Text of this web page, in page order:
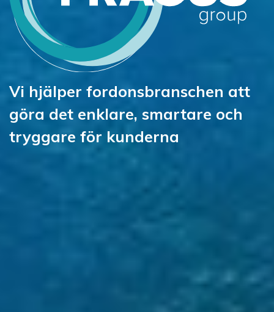
Vi hjälper fordonsbranschen att
göra det enklare, smartare och
tryggare för kunderna